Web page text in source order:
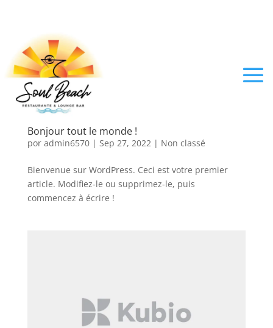
Bonjour tout le monde !
por admin6570| Sep 27, 2022 | Non classé
Bienvenue sur WordPress. Ceci est votre premier
article. Modifiez-le ou supprimez-le, puis
commencez à écrire !